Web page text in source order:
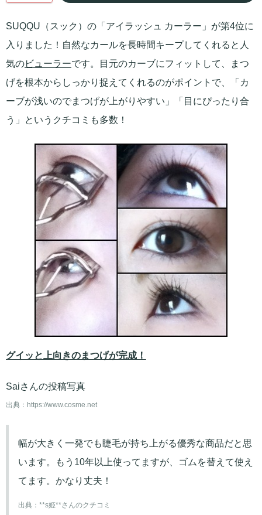
SUQQU（スック）の「アイラッシュ カーラー」が第4位に
入りました！自然なカールを長時間キープしてくれると人
気のビューラーです。目元のカーブにフィットして、まつ
げを根本からしっかり捉えてくれるのがポイントで、「カ
ーブが浅いのでまつげが上がりやすい」「目にぴったり合
う」というクチコミも多数！
グイッと上向きのまつげが完成！
Saiさんの投稿写真
出典： https://www.cosme.net
幅が大きく一発でも睫毛が持ち上がる優秀な商品だと思
います。もう10年以上使ってますが、ゴムを替えて使え
てます。かなり丈夫！
出典： **s姫**さんのクチコミ